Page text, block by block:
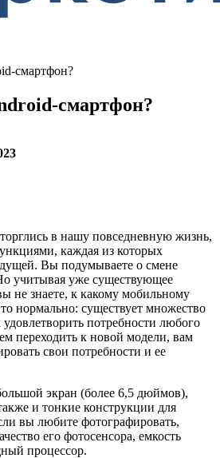
смартфон?
смартфон?
в нашу повседневную жизнь,
каждая из которых
Вы подумываете о смене
учитывая уже существующее
не знаете, к какому мобильному
нормально: существует множество
потребности любого
переходить к новой модели, вам
свои потребности и ее
экран (более 6,5 дюймов),
и тонкие конструкции для
вы любите фотографировать,
его фотосенсора, емкость
процессор.